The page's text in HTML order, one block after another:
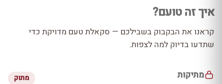
איך זה טועם?
קראנו את הבקבוק בשבילכם — סקאלת טעם מדויקת כדי
שתדעו בדיוק למה לצפות.
מתיקות מתוק